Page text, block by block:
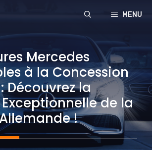
MENU
Mercedes
à la Concession
Découvrez la
de la
!